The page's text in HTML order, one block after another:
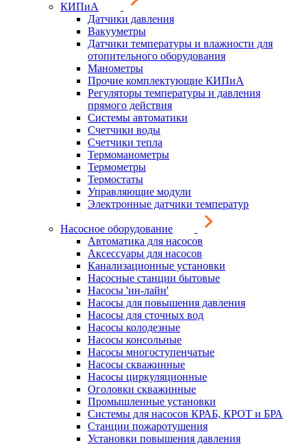
КИПиА
Датчики давления
Вакууметры
Датчики температуры и влажности для
отопительного оборудования
Манометры
Прочие комплектующие КИПиА
Регуляторы температуры и давления
прямого действия
Системы автоматики
Счетчики воды
Счетчики тепла
Термоманометры
Термометры
Термостаты
Управляющие модули
Электронные датчики температур
Насосное оборудование
Автоматика для насосов
Аксессуары для насосов
Канализационные установки
Насосные станции бытовые
Насосы 'ин-лайн'
Насосы для повышения давления
Насосы для сточных вод
Насосы колодезные
Насосы консольные
Насосы многоступенчатые
Насосы скважинные
Насосы циркуляционные
Оголовки скважинные
Промышленные установки
Системы для насосов КРАБ, КРОТ и БРА
Станции пожаротушения
Установки повышения давления